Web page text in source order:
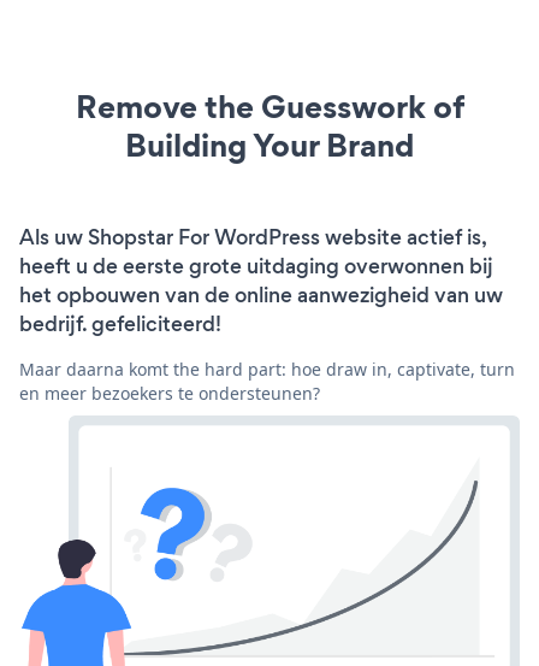
Remove the Guesswork of
Building Your Brand
Als uw Shopstar For WordPress website actief is,
heeft u de eerste grote uitdaging overwonnen bij
het opbouwen van de online aanwezigheid van uw
bedrijf. gefeliciteerd!
Maar daarna komt the hard part: hoe draw in, captivate, turn
en meer bezoekers te ondersteunen?